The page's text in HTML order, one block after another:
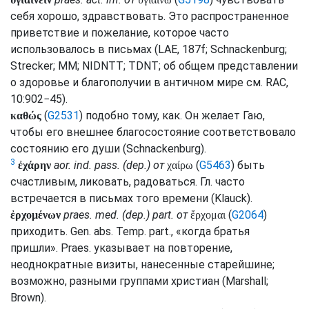
себя хорошо, здравствовать. Это распространенное
приветствие и пожелание, которое часто
использовалось в письмах (LAE, 187f; Schnackenburg;
Strecker; MM; NIDNTT; TDNT; об общем представлении
о здоровье и благополучии в античном мире см. RAC,
10:902−45).
καθώς (G2531) подобно тому, как. Он желает Гаю,
чтобы его внешнее благосостояние соответствовало
состоянию его души (Schnackenburg).
3 ἐχάρην aor. ind. pass. (dep.) от χαίρω (G5463) быть
счастливым, ликовать, радоваться. Гл. часто
встречается в письмах того времени (Klauck).
ἐρχομένων praes. med. (dep.) part. от ἔρχομαι(G2064)
приходить. Gen. abs. Temp. part., «когда братья
пришли». Praes. указывает на повторение,
неоднократные визиты, нанесенные старейшине;
возможно, разными группами христиан (Marshall;
Brown).